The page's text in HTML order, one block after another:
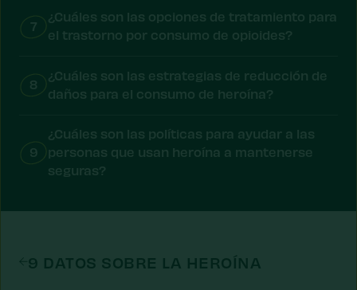
7
¿Cuáles son las opciones de tratamiento para
el trastorno por consumo de opioides?
8
¿Cuáles son las estrategias de reducción de
daños para el consumo de heroína?
9
¿Cuáles son las políticas para ayudar a las
personas que usan heroína a mantenerse
seguras?
9 DATOS SOBRE LA HEROÍNA